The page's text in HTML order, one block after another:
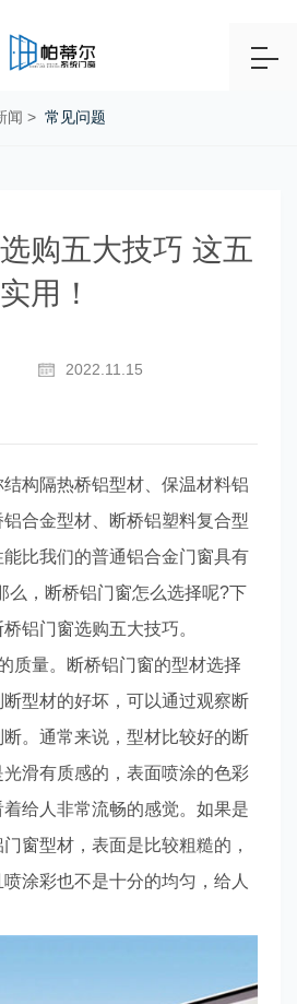
闻 > 常见问题
购五大技巧 这五
用！
2022.11.15
隔热桥铝型材、保温材料铝
合金型材、断桥铝塑料复合型
比我们的普通铝合金门窗具有
么，断桥铝门窗怎么选择呢?下
铝门窗选购五大技巧。
量。断桥铝门窗的型材选择
型材的好坏，可以通过观察断
。通常来说，型材比较好的断
滑有质感的，表面喷涂的色彩
给人非常流畅的感觉。如果是
窗型材，表面是比较粗糙的，
涂彩也不是十分的均匀，给人